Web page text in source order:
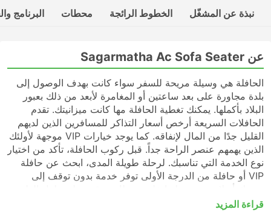
نبذة عن المشغّل الخطوط الرائجة محطات البرنامج
عن Sagarmatha Ac Sofa Seater
الحافلة هي وسيلة مريحة للسفر سواء كانت بهدف الوصول إلى
بلدة مجاورة على بعد ساعتين أو المغامرة لأبعد من ذلك بعبور
البلاد بأكملها. يمكنك تغطية الحافلة مها كانت ميزانيتك. تقدم
الحافلات السريعة أرخص أسعار التذاكر للمسافرين الذين لديهم
القليل جدًا من المال لإنفاقه. كما يوجد خيارات VIP موجهة لأولئك
الذين يهمهم عنصر الراحة جداً. قبل ركوب الحافلة، تأكد من اختيار
نوع الخدمة التي تناسبك. لرحلة طويلة المدى، ابحث عن حافلة
VIP أو حافلة من الدرجة الأولى توفر خدمة بدون توقف إلى
قد تكون الحافلات السريعة أو المحلية في كثير من الحالات خيارًا
قراءة المزيد